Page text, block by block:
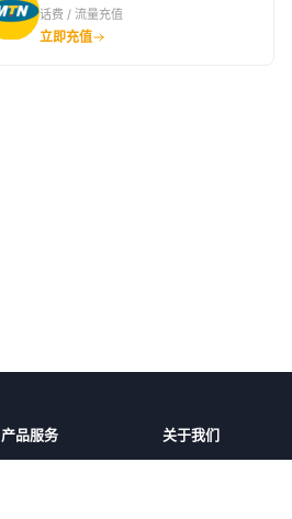
话费 / 流量充值
立即充值
产品服务 关于我们